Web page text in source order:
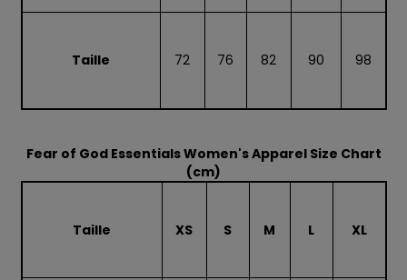
Taille 72 76 82 90 98
Fear of God Essentials Women's Apparel Size Chart
(cm)
Taille XS S M L XL